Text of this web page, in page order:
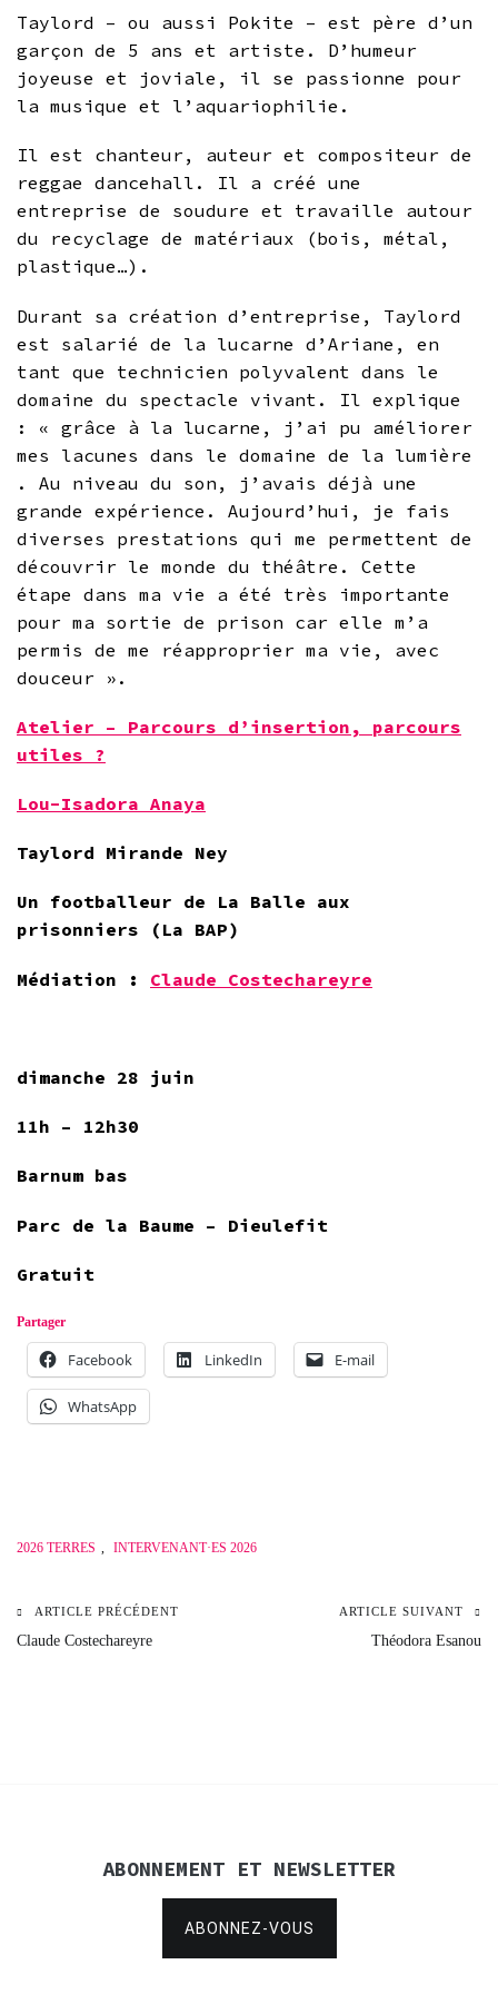
Taylord – ou aussi Pokite – est père d’un
garçon de 5 ans et artiste. D’humeur
joyeuse et joviale, il se passionne pour
la musique et l’aquariophilie.
Il est chanteur, auteur et compositeur de
reggae dancehall. Il a créé une
entreprise de soudure et travaille autour
du recyclage de matériaux (bois, métal,
plastique…).
Durant sa création d’entreprise, Taylord
est salarié de la lucarne d’Ariane, en
tant que technicien polyvalent dans le
domaine du spectacle vivant. Il explique
: « grâce à la lucarne, j’ai pu améliorer
mes lacunes dans le domaine de la lumière
. Au niveau du son, j’avais déjà une
grande expérience. Aujourd’hui, je fais
diverses prestations qui me permettent de
découvrir le monde du théâtre. Cette
étape dans ma vie a été très importante
pour ma sortie de prison car elle m’a
permis de me réapproprier ma vie, avec
douceur ».
Atelier – Parcours d’insertion, parcours
utiles ?
Lou-Isadora Anaya
Taylord Mirande Ney
Un footballeur de La Balle aux
prisonniers (La BAP)
Médiation : Claude Costechareyre
dimanche 28 juin
11h – 12h30
Barnum bas
Parc de la Baume – Dieulefit
Gratuit
Partager
Facebook LinkedIn E-mail
WhatsApp
2026 TERRES INTERVENANT·ES 2026
Navigation
ARTICLE PRÉCÉDENT
Claude Costechareyre
ARTICLE SUIVANT
Théodora Esanou
ABONNEMENT ET NEWSLETTER
ABONNEZ-VOUS